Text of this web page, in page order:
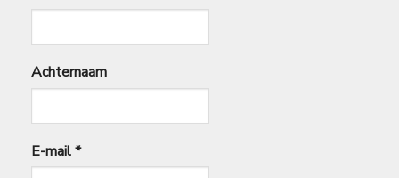
Achternaam
E-mail*